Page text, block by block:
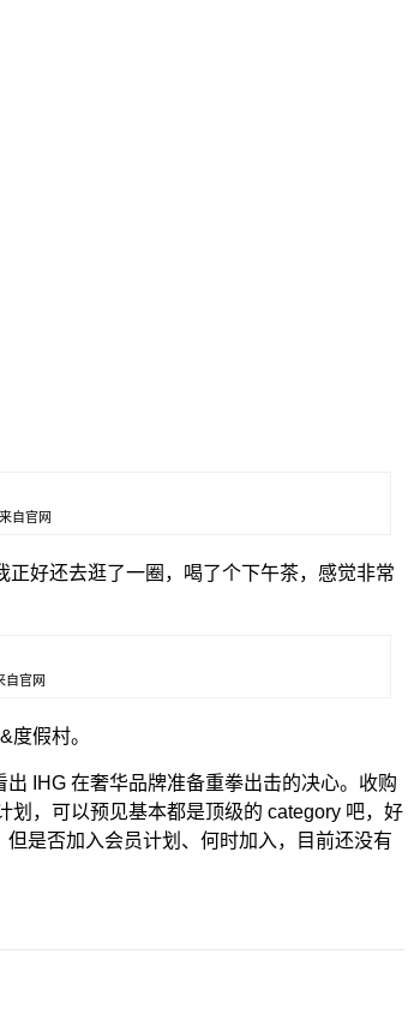
自官网
好还去逛了一圈，喝了个下午茶，感觉非常
自官网
假村。
IHG 在奢华品牌准备重拳出击的决心。收购
划，可以预见基本都是顶级的 category 吧，好
是否加入会员计划、何时加入，目前还没有